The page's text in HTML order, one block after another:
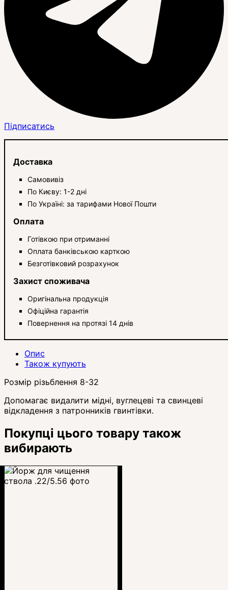
Підписатись
Доставка
Самовивіз
По Києву: 1-2 дні
По Україні: за тарифами Нової Пошти
Оплата
Готівкою при отриманні
Оплата банківською карткою
Безготівковий розрахунок
Захист споживача
Оригінальна продукція
Офіційна гарантія
Повернення на протязі 14 днів
Опис
Також купують
Розмір різьблення 8-32
Допомагає видалити мідні, вуглецеві та свинцеві
відкладення з патронників гвинтівки.
Покупці цього товару також
вибирають